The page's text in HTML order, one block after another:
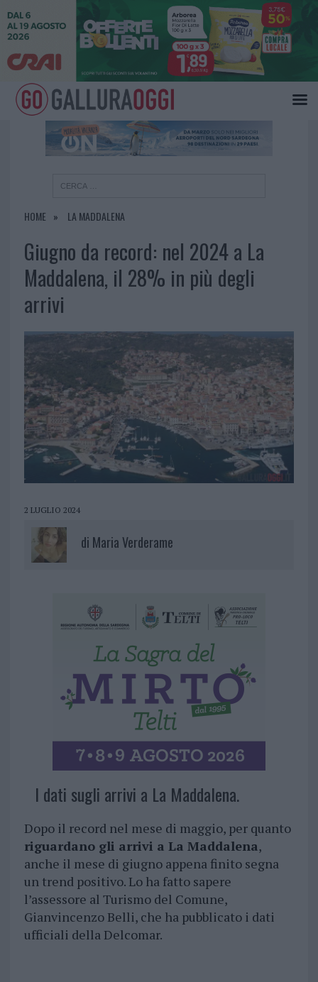
HOME LA MADDALENA
Giugno da record: nel 2024 a La
Maddalena, il 28% in più degli
arrivi
2 LUGLIO 2024
di Maria Verderame
I dati sugli arrivi a La Maddalena.
Dopo il record nel mese di maggio, per quanto
riguardano gli arrivi a La Maddalena,
anche il mese di giugno appena finito segna
un trend positivo. Lo ha fatto sapere
l’assessore al Turismo del Comune,
Gianvincenzo Belli, che ha pubblicato i dati
ufficiali della Delcomar.
×